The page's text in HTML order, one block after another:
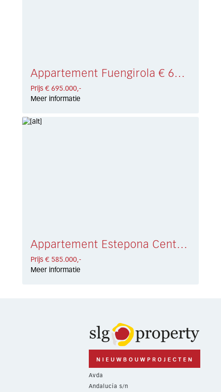
Appartement Fuengirola € 695.000,-
Prijs € 695.000,-
Meer informatie
Appartement Estepona Centro € 585.000,-
Prijs € 585.000,-
Meer informatie
Avda
Andalucía s/n